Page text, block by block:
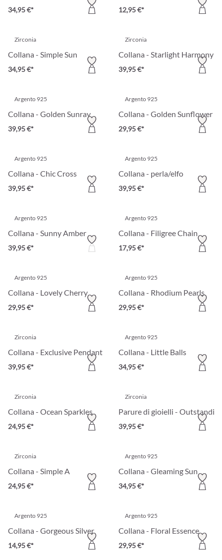
34,95 €* 12,95 €*
Zirconia
Collana - Simple Sun
34,95 €*
Zirconia
Collana - Starlight Harmony
39,95 €*
Argento 925
Collana - Golden Sunray
39,95 €*
Argento 925
Collana - Golden Sunflower
29,95 €*
Argento 925
Collana - Chic Cross
39,95 €*
Argento 925
Collana - perla/elfo
39,95 €*
Argento 925
Collana - Sunny Amber
39,95 €*
Argento 925
Collana - Filigree Chain
17,95 €*
Argento 925
Collana - Lovely Cherry
29,95 €*
Argento 925
Collana - Rhodium Pearls
29,95 €*
Zirconia
Collana - Exclusive Pendant
39,95 €*
Argento 925
Collana - Little Balls
34,95 €*
Zirconia
Collana - Ocean Sparkles
24,95 €*
Zirconia
Parure di gioielli -
39,95 €*
Zirconia
Collana - Simple A
24,95 €*
Argento 925
Collana - Gleaming Sun
34,95 €*
Argento 925
Collana - Gorgeous Silver
14,95 €*
Argento 925
Collana - Floral Essence
29,95 €*